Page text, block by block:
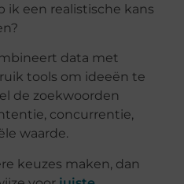
ik een realistische kans
data met
tools om ideeën te
de zoekwoorden
concurrentie,
waarde.
keuzes maken, dan